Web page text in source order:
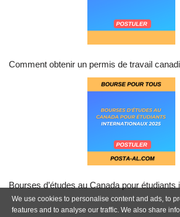
Comment obtenir un permis de travail
Bourses d’études au Canada pour étudiants
We use cookies to personalise content and ads, to
features and to analyse our traffic. We also share